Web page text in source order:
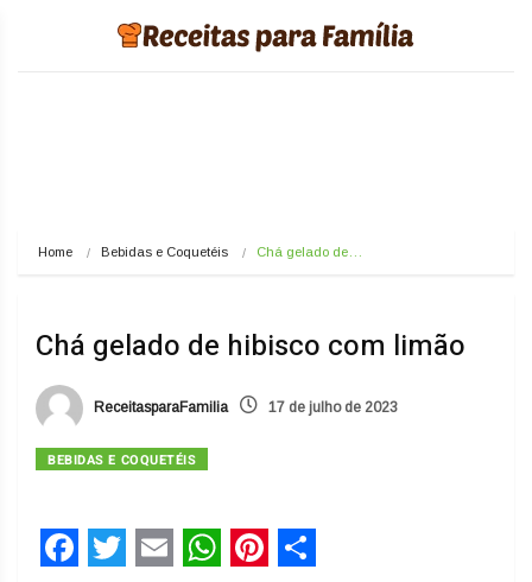
Home Bebidas e Coquetéis Chá gelado de…
Chá gelado de hibisco com limão
ReceitasparaFamilia 17 de julho de 2023
BEBIDAS E COQUETÉIS